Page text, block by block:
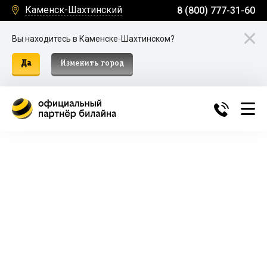
Каменск-Шахтинский 8 (800) 777-31-60
Вы находитесь в Каменске-Шахтинском?
Да Изменить город